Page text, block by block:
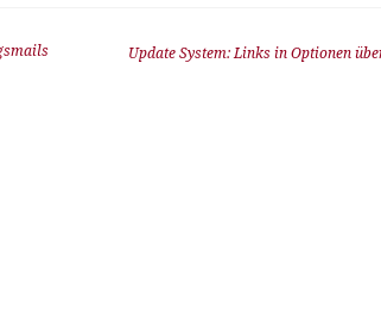
Update System: Links in Optionen